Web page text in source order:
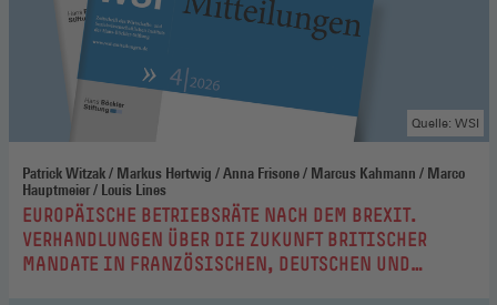
Patrick Witzak / Markus Hertwig / Anna Frisone / Marcus Kahmann / Marco
Hauptmeier / Louis Lines
:EUROPÄISCHE BETRIEBSRÄTE NACH DEM BREXIT.
VERHANDLUNGEN ÜBER DIE ZUKUNFT BRITISCHER
MANDATE IN FRANZÖSISCHEN, DEUTSCHEN UND
Quelle: WSI